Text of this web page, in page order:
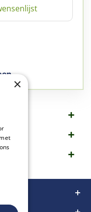
×